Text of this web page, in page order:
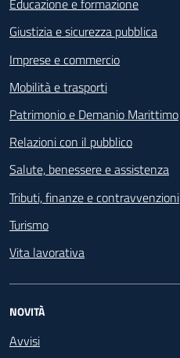
Educazione e formazione
Giustizia e sicurezza pubblica
Imprese e commercio
Mobilità e trasporti
Patrimonio e Demanio Marittimo
Relazioni con il pubblico
Salute, benessere e assistenza
Tributi, finanze e contravvenzioni
Turismo
Vita lavorativa
NOVITÀ
Avvisi